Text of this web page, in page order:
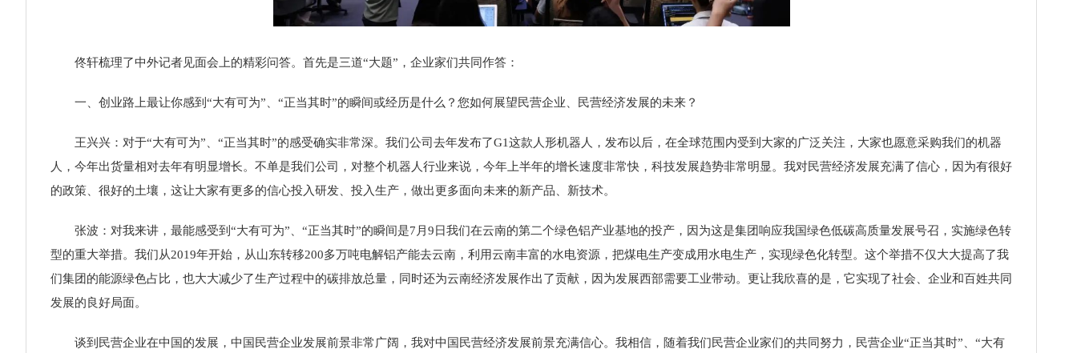
佟轩梳理了中外记者见面会上的精彩问答。首先是三道“大题”，企业家们共同作答：
一、创业路上最让你感到“大有可为”、“正当其时”的瞬间或经历是什么？您如何展望民营企业、民营经济发展的未来？
王兴兴：对于“大有可为”、“正当其时”的感受确实非常深。我们公司去年发布了G1这款人形机器人，发布以后，在全球范围内受到大家的广泛关注，大家也愿意采购我们的机器
人，今年出货量相对去年有明显增长。不单是我们公司，对整个机器人行业来说，今年上半年的增长速度非常快，科技发展趋势非常明显。我对民营经济发展充满了信心，因为有很好
的政策、很好的土壤，这让大家有更多的信心投入研发、投入生产，做出更多面向未来的新产品、新技术。
张波：对我来讲，最能感受到“大有可为”、“正当其时”的瞬间是7月9日我们在云南的第二个绿色铝产业基地的投产，因为这是集团响应我国绿色低碳高质量发展号召，实施绿色转
型的重大举措。我们从2019年开始，从山东转移200多万吨电解铝产能去云南，利用云南丰富的水电资源，把煤电生产变成用水电生产，实现绿色化转型。这个举措不仅大大提高了我
们集团的能源绿色占比，也大大减少了生产过程中的碳排放总量，同时还为云南经济发展作出了贡献，因为发展西部需要工业带动。更让我欣喜的是，它实现了社会、企业和百姓共同
发展的良好局面。
谈到民营企业在中国的发展，中国民营企业发展前景非常广阔，我对中国民营经济发展前景充满信心。我相信，随着我们民营企业家们的共同努力，民营企业“正当其时”、“大有